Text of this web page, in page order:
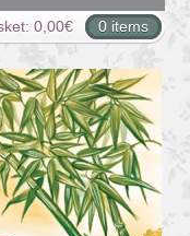
0,00€ 0 items